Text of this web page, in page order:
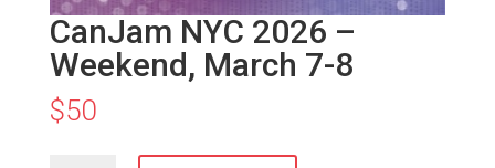
CanJam NYC 2026 –
Weekend, March 7-8
$50